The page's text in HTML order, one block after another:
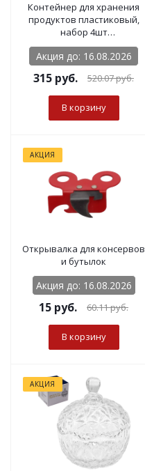
Контейнер для хранения
продуктов пластиковый,
набор 4шт
(400мл/750мл/1300мл/2300мл)
Акция до: 16.08.2026
315 руб. 520.07руб.
В корзину
АКЦИЯ
Открывалка для консервов
и бутылок
Акция до: 16.08.2026
15 руб. 60.11руб.
В корзину
АКЦИЯ